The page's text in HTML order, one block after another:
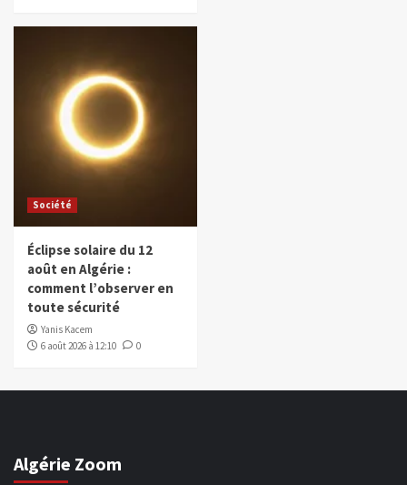
Société
Éclipse solaire du 12
août en Algérie :
comment l’observer en
toute sécurité
Yanis Kacem
6 août 2026 à 12:10
0
Algérie Zoom